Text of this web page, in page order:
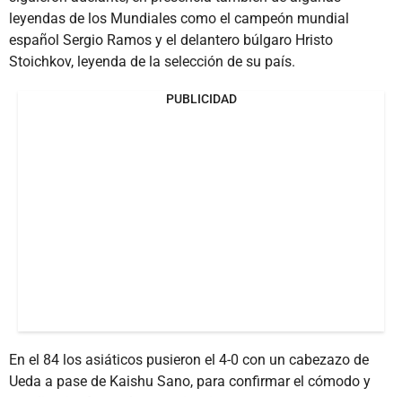
leyendas de los Mundiales como el campeón mundial
español Sergio Ramos y el delantero búlgaro Hristo
Stoichkov, leyenda de la selección de su país.
PUBLICIDAD
En el 84 los asiáticos pusieron el 4-0 con un cabezazo de
Ueda a pase de Kaishu Sano, para confirmar el cómodo y